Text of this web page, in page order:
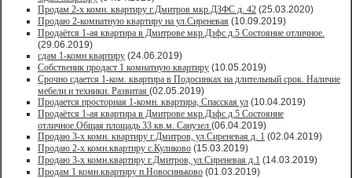
Продам 2-х комн. квартиру г.Дмитров мкр.ДЗФС д. 42 (25.03.2020)
Продаю 2-комнатную квартиру на ул.Сиреневая (10.09.2019)
Продаётся 1-ая квартира в Дмитрове мкр.Дзфс д.5 Состояние отличное.
(29.06.2019)
сдам 1-комн квартиру (24.06.2019)
Собственик продаст 1 комнатную квартиру (10.05.2019)
Срочно сдается 1-ком. квартира в Подосинках на длительный срок. Наличие
мебели и техники. Развитая (02.05.2019)
Продается просторная 1-комн. квартира, Спасская ул (10.04.2019)
Продаётся 1-ая квартира в Дмитрове мкр.Дзфс д.5 Состояние
отличное.Общая площадь 33 кв.м. Санузел (06.04.2019)
Продаю 3-х комн. квартиру г.Дмитров, ул.Сиреневая д. 1 (02.04.2019)
Продаю 2-х комн.квартиру с.Куликово (15.03.2019)
Продаю 3-х комн.квартиру г.Дмитров, ул.Сиреневая д.1 (14.03.2019)
Продам 1 комн.квартиру п.Новосиньково (01.03.2019)